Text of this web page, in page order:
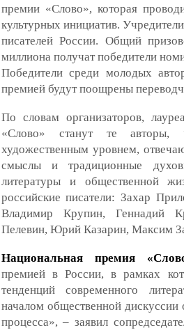
премии «Слово», которая
культурных инициатив.
писателей России. Общий
миллиона получат победители
Победители среди молодых
премией будут поощрены
По словам организаторов,
«Слово» станут те авторы,
художественным уровнем,
смыслы и традиционные
литературы и общественной
российские писатели: Захар
Владимир Крупин, Геннадий
Пелевин, Юрий Казарин, Максим
Национальная премия
премией в России, в рамках
тенденций современного
началом общественной дискуссии
процесса», – заявил